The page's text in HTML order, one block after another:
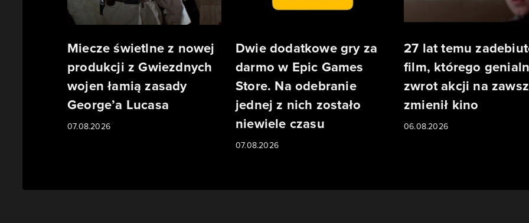
Miecze świetlne z nowej
produkcji z Gwiezdnych
wojen łamią zasady
George’a Lucasa
07.08.2026
Dwie dodatkowe gry za
darmo w Epic Games
Store. Na odebranie
jednej z nich zostało
niewiele czasu
07.08.2026
27 lat temu
film, którego
zwrot akcji na
zmienił kino
06.08.2026